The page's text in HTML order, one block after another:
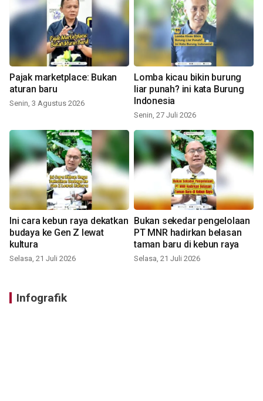
Pajak marketplace: Bukan
aturan baru
Senin, 3 Agustus 2026
Lomba kicau bikin burung
liar punah? ini kata Burung
Indonesia
Senin, 27 Juli 2026
Ini cara kebun raya dekatkan
budaya ke Gen Z lewat
kultura
Selasa, 21 Juli 2026
Bukan sekedar pengelolaan
PT MNR hadirkan belasan
taman baru di kebun raya
Selasa, 21 Juli 2026
Infografik